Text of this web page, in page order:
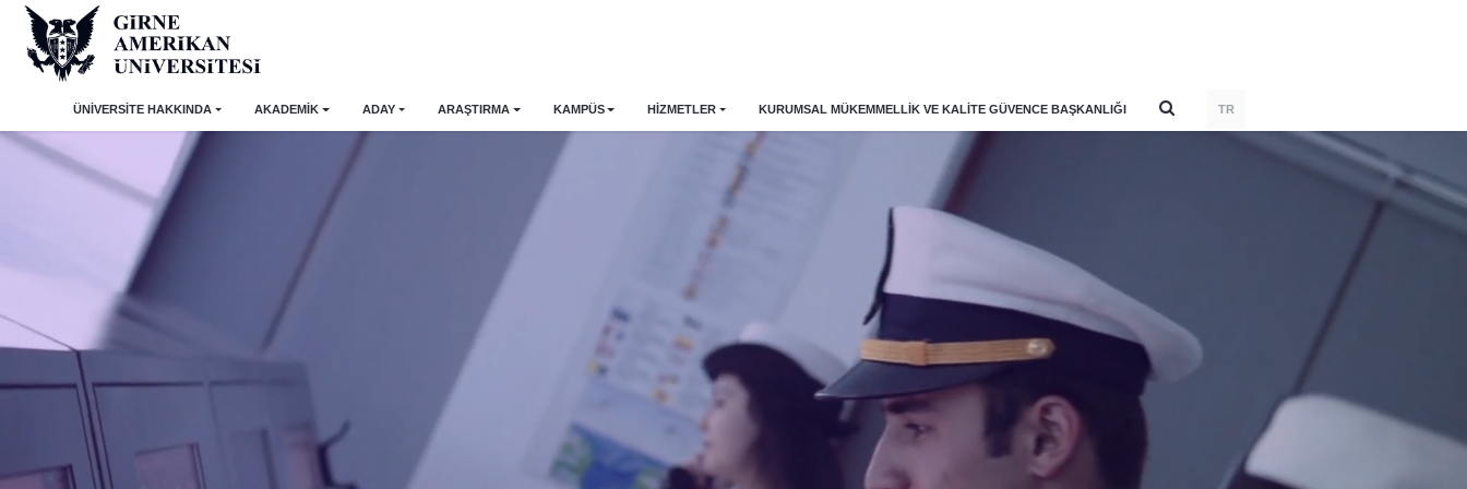
ÜNİVERSİTE HAKKINDA AKADEMİK ADAY ARAŞTIRMA KAMPÜS HİZMETLER KURUMSAL MÜKEMMELLIK VE KALITE GÜVENCE BAŞKANLIĞI TR